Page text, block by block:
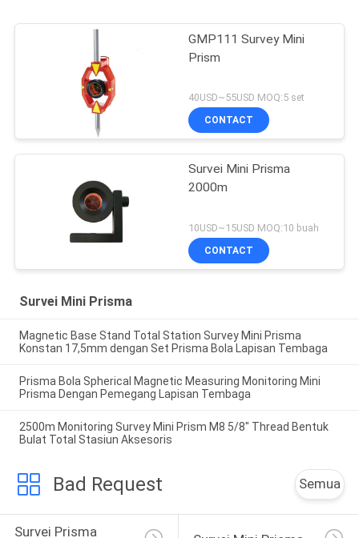
GMP111 Survey Mini
Prism
40USD~55USD MOQ:5 set
CONTACT
Survei Mini Prisma
2000m
10USD~15USD MOQ:10 buah
CONTACT
Survei Mini Prisma
Magnetic Base Stand Total Station Survey Mini Prisma
Konstan 17,5mm dengan Set Prisma Bola Lapisan Tembaga
Prisma Bola Spherical Magnetic Measuring Monitoring Mini
Prisma Dengan Pemegang Lapisan Tembaga
2500m Monitoring Survey Mini Prism M8 5/8" Thread Bentuk
Bulat Total Stasiun Aksesoris
Bad Request Semua
Survei Prisma